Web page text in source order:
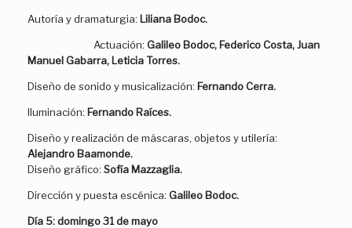
Autoría y dramaturgia: Liliana Bodoc.
Actuación: Galileo Bodoc, Federico Costa, Juan
Manuel Gabarra, Leticia Torres.
Diseño de sonido y musicalización: Fernando Cerra.
Iluminación: Fernando Raíces.
Diseño y realización de máscaras, objetos y utilería:
Alejandro Baamonde.
Diseño gráfico: Sofía Mazzaglia.
Dirección y puesta escénica: Galileo Bodoc.
Día 5: domingo 31 de mayo